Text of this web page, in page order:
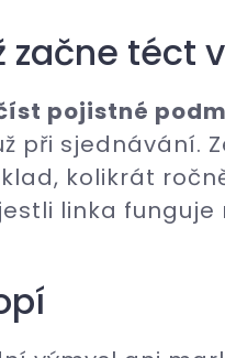
začne téct
pojistné
při sjednávání.
kolikrát
linka funguje